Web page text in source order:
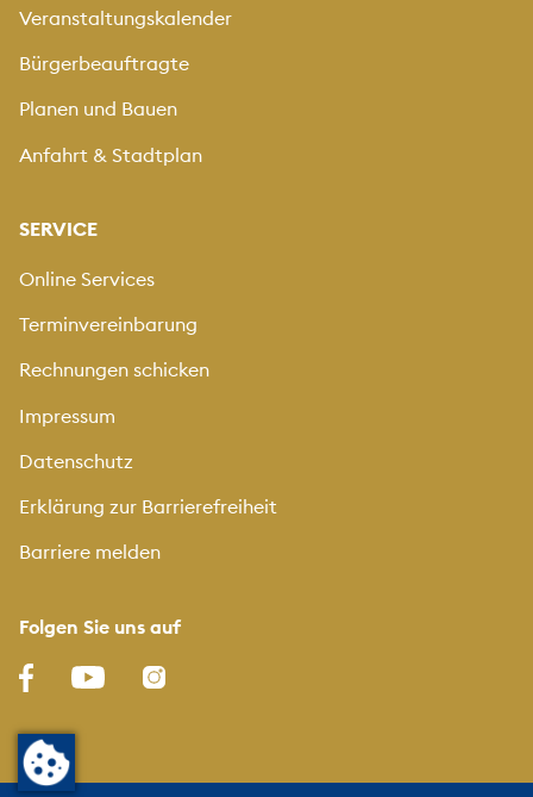
Veranstaltungskalender
Bürgerbeauftragte
Planen und Bauen
Anfahrt & Stadtplan
SERVICE
Online Services
Terminvereinbarung
Rechnungen schicken
Impressum
Datenschutz
Erklärung zur Barrierefreiheit
Barriere melden
Folgen Sie uns auf